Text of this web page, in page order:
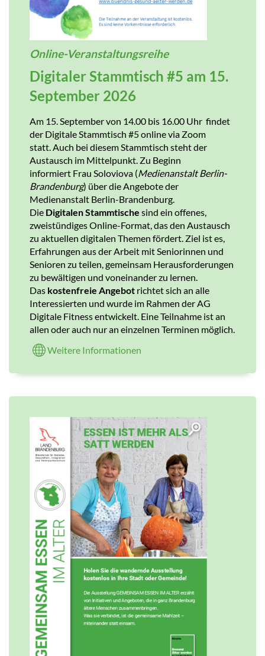
Online-Veranstaltungsreihe
Digitaler Stammtisch #5 am 15.
September 2026
Am 15. September von 14.00 bis 16.00 Uhr findet
der Digitale Stammtisch #5 online via Zoom
statt. Auch bei diesem Stammtisch steht der
Austausch im Mittelpunkt. Zu Beginn
informiert Frau Soloviova (Medienanstalt Berlin-
Brandenburg) über die Angebote der
Medienanstalt Berlin-Brandenburg.
Die Digitalen Stammtische sind ein offenes,
zweistündiges Online-Format, das den Austausch
zu aktuellen digitalen Themen fördert. Ziel ist es,
Erfahrungen aus der Arbeit mit Seniorinnen und
Senioren zu teilen, gemeinsam Herausforderungen
zu bewältigen und voneinander zu lernen.
Das kostenfreie Angebot richtet sich an alle
Interessierten und wurde im Rahmen der AG
Digitale Fitness entwickelt. Eine Teilnahme ist an
allen oder auch nur an einzelnen Terminen möglich.
Weitere Informationen